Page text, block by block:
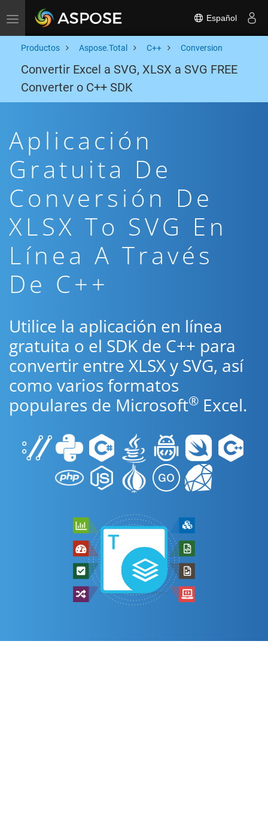
Toggle navigation Español
Productos Aspose.Total C++ Conversion
Convertir Excel a SVG, XLSX a SVG FREE
Converter o C++ SDK
Aplicación
Gratuita De
Conversión De
XLSX To SVG En
Línea A Través
De C++
Utilice la aplicación en línea
gratuita o el SDK de C++ para
convertir entre XLSX y SVG, así
como varios formatos
populares de Microsoft® Excel.